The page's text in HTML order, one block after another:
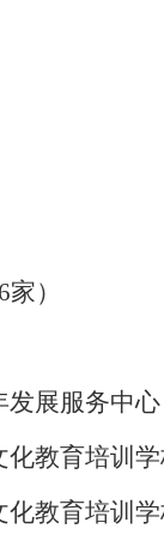
家）
发展服务中心
化教育培训
化教育培训